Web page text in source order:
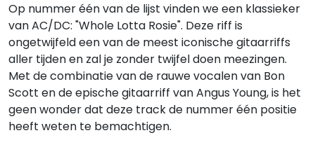
Op nummer één van de lijst vinden we een klassieker
van AC/DC: "Whole Lotta Rosie". Deze riff is
ongetwijfeld een van de meest iconische gitaarriffs
aller tijden en zal je zonder twijfel doen meezingen.
Met de combinatie van de rauwe vocalen van Bon
Scott en de epische gitaarriff van Angus Young, is het
geen wonder dat deze track de nummer één positie
heeft weten te bemachtigen.